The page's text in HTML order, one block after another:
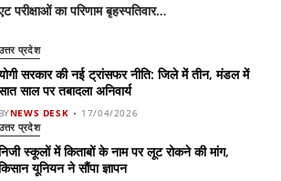
परीक्षाओं का परिणाम बृहस्पतिवार…
प्रदेश
सरकार की नई ट्रांसफर नीति: जिले में तीन, मंडल में
साल पर तबादला अनिवार्य
BYNEWS DESK 17/04/2026
प्रदेश
स्कूलों में किताबों के नाम पर लूट रोकने की मांग,
यूनियन ने सौंपा ज्ञापन